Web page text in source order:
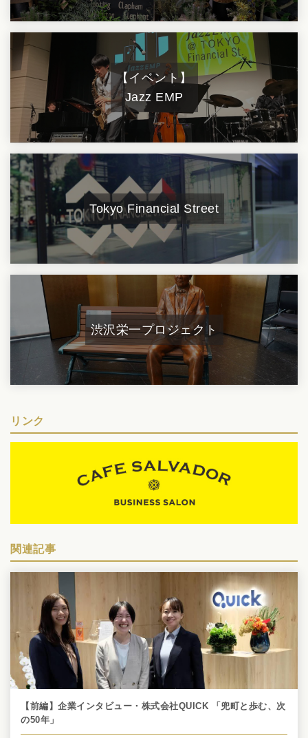
【イベント】
Jazz EMP
Tokyo Financial Street
渋沢栄一プロジェクト
リンク
関連記事
【前編】企業インタビュー・株式会社QUICK 「兜町と歩む、次
の50年」